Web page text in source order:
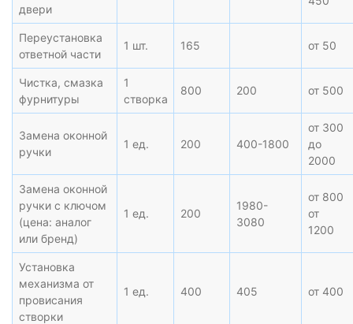
двери
Переустановка
ответной части
1 шт. 165 от 50
Чистка, смазка
фурнитуры
1
створка
800 200 от 500
Замена оконной
ручки
1 ед. 200 400-1800
от 300
до
2000
Замена оконной
ручки с ключом
(цена: аналог
или бренд)
1 ед. 200
1980-
3080
от 800
от
1200
Установка
механизма от
провисания
створки
1 ед. 400 405 от 400